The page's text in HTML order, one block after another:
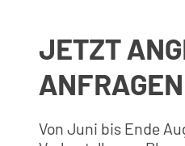
JETZT
ANFRAGEN
Von Juni bis Ende